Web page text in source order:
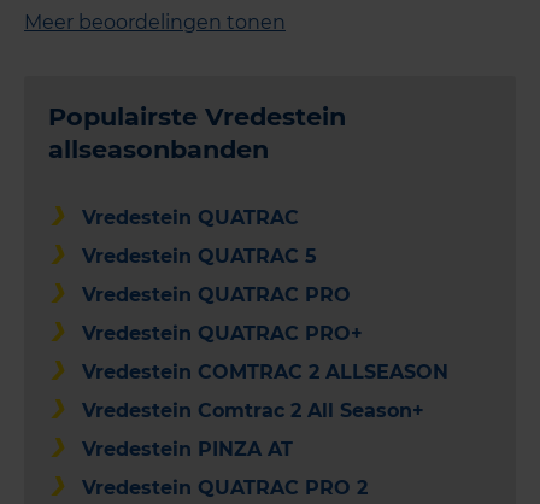
Meer beoordelingen tonen
Populairste Vredestein
allseasonbanden
Vredestein QUATRAC
Vredestein QUATRAC 5
Vredestein QUATRAC PRO
Vredestein QUATRAC PRO+
Vredestein COMTRAC 2 ALLSEASON
Vredestein Comtrac 2 All Season+
Vredestein PINZA AT
Vredestein QUATRAC PRO 2